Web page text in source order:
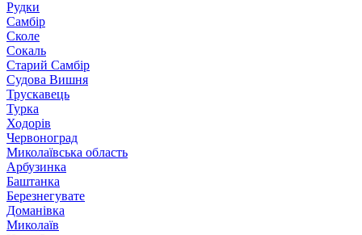
Рудки
Самбір
Сколе
Сокаль
Старий Самбір
Судова Вишня
Трускавець
Турка
Ходорів
Червоноград
Миколаївська область
Арбузинка
Баштанка
Березнегувате
Доманівка
Миколаїв